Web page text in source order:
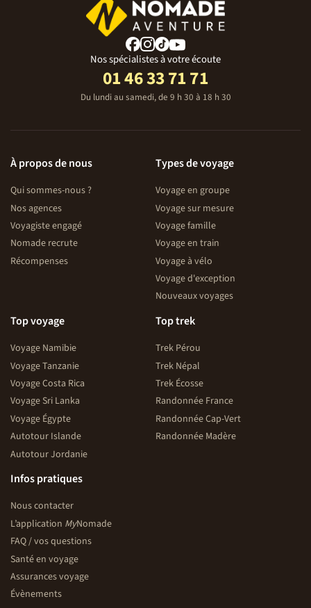
Nos spécialistes à votre écoute
01 46 33 71 71
Du lundi au samedi, de 9 h 30 à 18 h 30
À propos de nous
Qui sommes-nous ?
Nos agences
Voyagiste engagé
Nomade recrute
Récompenses
Types de voyage
Voyage en groupe
Voyage sur mesure
Voyage famille
Voyage en train
Voyage à vélo
Voyage d'exception
Nouveaux voyages
Top voyage
Voyage Namibie
Voyage Tanzanie
Voyage Costa Rica
Voyage Sri Lanka
Voyage Égypte
Autotour Islande
Autotour Jordanie
Top trek
Trek Pérou
Trek Népal
Trek Écosse
Randonnée France
Randonnée Cap-Vert
Randonnée Madère
Infos pratiques
Nous contacter
L’application MyNomade
FAQ / vos questions
Santé en voyage
Assurances voyage
Évènements